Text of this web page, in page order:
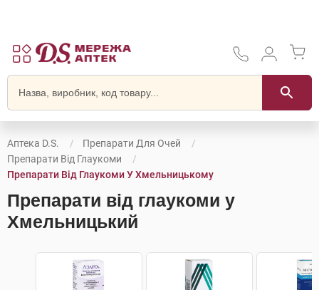
Аптека D.S.
Препарати Для Очей
Препарати Від Глаукоми
Препарати Від Глаукоми У Хмельницькому
Препарати від глаукоми у
Хмельницький